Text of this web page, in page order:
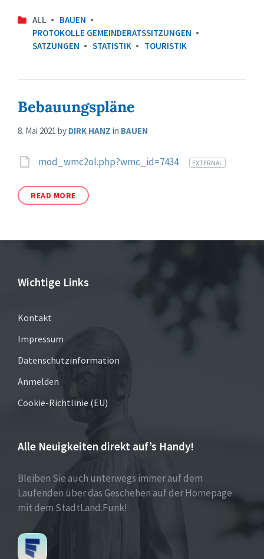
ALL
BAUEN
PROTOKOLLE GEMEINDERATSSITZUNGEN
SATZUNGEN
STATISTIK TOURISTIK
Bebauungspläne
8. Mai 2021 by DIRK HANZ in BAUEN
Attachments
mod_wmc2ol.php?wmc_id=7434 EXTERNAL
READ MORE
Wichtige Links
Kontakt
Impressum
Datenschutzinformation
Anmelden
Cookie-Richtlinie (EU)
Alle Neuigkeiten direkt auf’s Handy!
Bleiben Sie auch unterwegs immer auf dem
Laufenden über das Geschehen auf der Homepage
mit dem StadtLand.Funk!